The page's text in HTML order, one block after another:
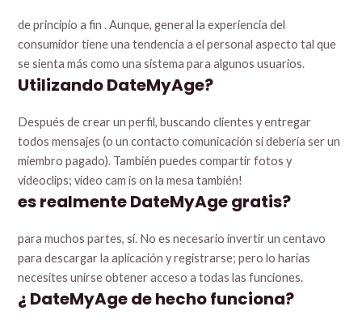
de principio a fin . Aunque, general la experiencia del
consumidor tiene una tendencia a el personal aspecto tal que
se sienta más como una sistema para algunos usuarios.
Utilizando DateMyAge?
Después de crear un perfil, buscando clientes y entregar
todos mensajes (o un contacto comunicación si debería ser un
miembro pagado). También puedes compartir fotos y
videoclips; video cam is on la mesa también!
es realmente DateMyAge gratis?
para muchos partes, sí. No es necesario invertir un centavo
para descargar la aplicación y registrarse; pero lo harías
necesites unirse obtener acceso a todas las funciones.
¿ DateMyAge de hecho funciona?